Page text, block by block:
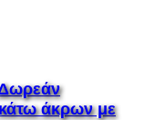
άκρων με